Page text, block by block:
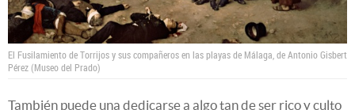
El Fusilamiento de Torrijos y sus compañeros en las playas de Málaga, de Antonio Gisbert
Pérez (Museo del Prado)
También puede una dedicarse a algo tan de ser rico y culto